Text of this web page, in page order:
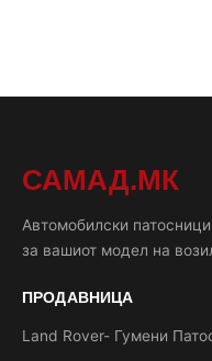
САМАД.МК
Автомобилски
за вашиот модел на
ПРОДАВНИЦА
Land Rover- Гумени